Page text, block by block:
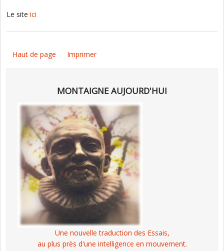
Le site ici
Haut de page Imprimer
MONTAIGNE AUJOURD'HUI
Une nouvelle traduction des Essais,
au plus près d'une intelligence en mouvement.